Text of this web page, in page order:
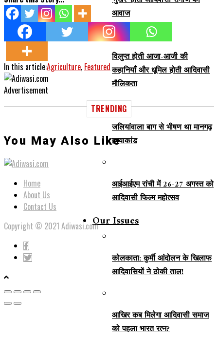
आवाज
विलुप्त होती आजा-आजी की
कहानियाँ और धूमिल होती आदिवासी
मौलिकता
जलियांवाला बाग से भीषण था मानगढ़
हत्याकांड
आईआईएम रांची में 26-27 अगस्त को
आदिवासी फिल्म महोत्सव
Our Issues
कोलकाता: कुर्मी आंदोलन के खिलाफ
आदिवासियों ने ठोकी ताल!
आखिर कब मिलेगा आदिवासी समाज
को पहला भारत रत्न?
In this article:Agriculture, Featured
Advertisement
TRENDING
You May Also Like
Home
About Us
Contact Us
Copyright © 2021 Adiwasi.com